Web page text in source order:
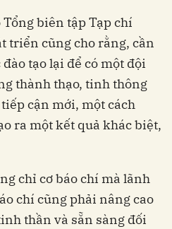
Tổng biên tập Tạp chí
triển cũng cho rằng, cần
tạo lại để có một đội
thành thạo, tinh thông
cận mới, một cách
ra một kết quả khác biệt,
chỉ cơ báo chí mà lãnh
chí cũng phải nâng cao
thần và sẵn sàng đối